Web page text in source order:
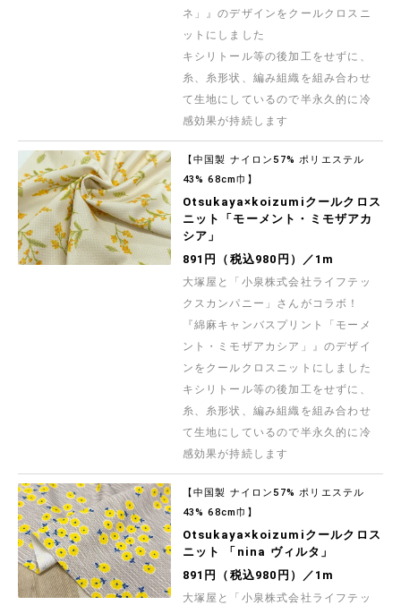
ネ」』のデザインをクールクロスニ
ットにしました
キシリトール等の後加工をせずに、
糸、糸形状、編み組織を組み合わせ
て生地にしているので半永久的に冷
感効果が持続します
【中国製 ナイロン57% ポリエステル
43% 68cm巾】
Otsukaya×koizumiクールクロス
ニット「モーメント・ミモザアカ
シア」
891円（税込980円）／1m
大塚屋と「小泉株式会社ライフテッ
クスカンパニー」さんがコラボ！
『綿麻キャンバスプリント「モーメ
ント・ミモザアカシア」』のデザイ
ンをクールクロスニットにしました
キシリトール等の後加工をせずに、
糸、糸形状、編み組織を組み合わせ
て生地にしているので半永久的に冷
感効果が持続します
【中国製 ナイロン57% ポリエステル
43% 68cm巾】
Otsukaya×koizumiクールクロス
ニット 「nina ヴィルタ」
891円（税込980円）／1m
大塚屋と「小泉株式会社ライフテッ